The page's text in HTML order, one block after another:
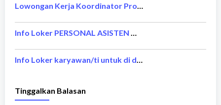
Lowongan Kerja Koordinator Proyek & Pengawas Lapangan | PT InnOvia Investa Mandiri
Info Loker PERSONAL ASISTEN MANAGER – PT Tangga Makmur Bersama
Info Loker karyawan/ti untuk di daerah jakarta – Saung Plataran Resto
Tinggalkan Balasan